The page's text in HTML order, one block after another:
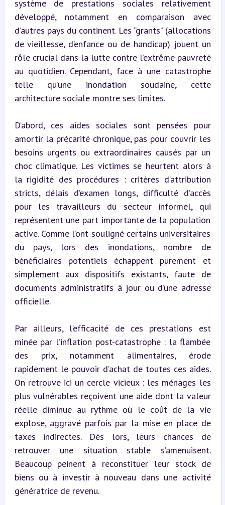
système de prestations sociales relativement
développé, notamment en comparaison avec
d’autres pays du continent. Les “grants” (allocations
de vieillesse, d’enfance ou de handicap) jouent un
rôle crucial dans la lutte contre l’extrême pauvreté
au quotidien. Cependant, face à une catastrophe
telle qu’une inondation soudaine, cette
architecture sociale montre ses limites.
D’abord, ces aides sociales sont pensées pour
amortir la précarité chronique, pas pour couvrir les
besoins urgents ou extraordinaires causés par un
choc climatique. Les victimes se heurtent alors à
la rigidité des procédures : critères d’attribution
stricts, délais d’examen longs, difficulté d’accès
pour les travailleurs du secteur informel, qui
représentent une part importante de la population
active. Comme l’ont souligné certains universitaires
du pays, lors des inondations, nombre de
bénéficiaires potentiels échappent purement et
simplement aux dispositifs existants, faute de
documents administratifs à jour ou d’une adresse
officielle.
Par ailleurs, l’efficacité de ces prestations est
minée par l’inflation post-catastrophe : la flambée
des prix, notamment alimentaires, érode
rapidement le pouvoir d’achat de toutes ces aides.
On retrouve ici un cercle vicieux : les ménages les
plus vulnérables reçoivent une aide dont la valeur
réelle diminue au rythme où le coût de la vie
explose, aggravé parfois par la mise en place de
taxes indirectes. Dès lors, leurs chances de
retrouver une situation stable s’amenuisent.
Beaucoup peinent à reconstituer leur stock de
biens ou à investir à nouveau dans une activité
génératrice de revenu.